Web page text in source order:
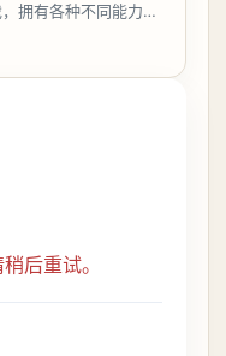
拥有各种不同能力的
验和挑战，随时展示
后重试。